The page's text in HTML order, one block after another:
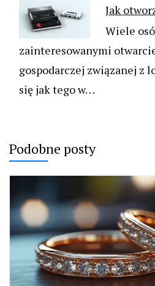
Jak
Wiele
zainteresowanymi
gospodarczej związanej z
się jak tego w…
Podobne posty